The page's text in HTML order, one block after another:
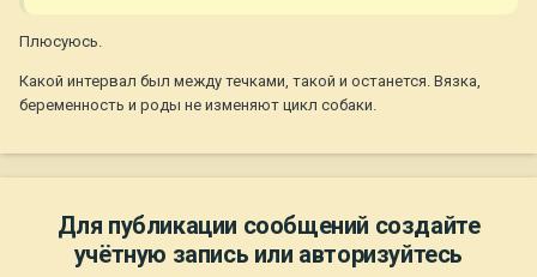
Плюсуюсь.
Какой интервал был между течками, такой и останется. Вязка,
беременность и роды не изменяют цикл собаки.
Для публикации сообщений создайте
учётную запись или авторизуйтесь